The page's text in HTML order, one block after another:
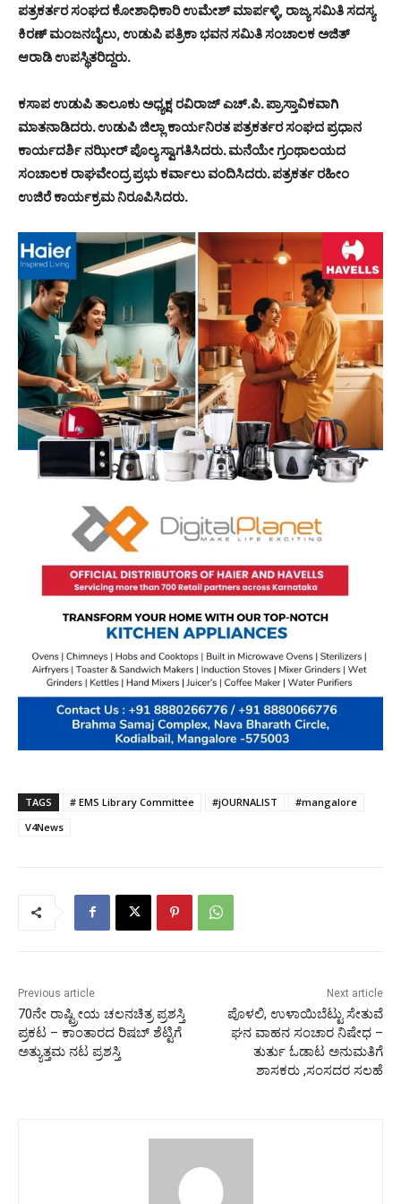
ಪತ್ರಕರ್ತರ ಸಂಘದ ಕೋಶಾಧಿಕಾರಿ ಉಮೇಶ್ ಮಾರ್ಪಳ್ಳಿ, ರಾಜ್ಯ ಸಮಿತಿ ಸದಸ್ಯ
ಕಿರಣ್ ಮಂಜನಬೈಲು, ಉಡುಪಿ ಪತ್ರಿಕಾ ಭವನ ಸಮಿತಿ ಸಂಚಾಲಕ ಅಜಿತ್
ಆರಾಡಿ ಉಪಸ್ಥಿತರಿದ್ದರು.
ಕಸಾಪ ಉಡುಪಿ ತಾಲೂಕು ಅಧ್ಯಕ್ಷ ರವಿರಾಜ್ ಎಚ್.ಪಿ. ಪ್ರಾಸ್ತಾವಿಕವಾಗಿ
ಮಾತನಾಡಿದರು. ಉಡುಪಿ ಜಿಲ್ಲಾ ಕಾರ್ಯನಿರತ ಪತ್ರಕರ್ತರ ಸಂಘದ ಪ್ರಧಾನ
ಕಾರ್ಯದರ್ಶಿ ನಝೀರ್ ಪೊಲ್ಯ ಸ್ವಾಗತಿಸಿದರು. ಮನೆಯೇ ಗ್ರಂಥಾಲಯದ
ಸಂಚಾಲಕ ರಾಘವೇಂದ್ರ ಪ್ರಭು ಕರ್ವಾಲು ವಂದಿಸಿದರು. ಪತ್ರಕರ್ತ ರಹೀಂ
ಉಜಿರೆ ಕಾರ್ಯಕ್ರಮ ನಿರೂಪಿಸಿದರು.
TAGS # EMS Library Committee #jOURNALIST
#mangalore
V4News
Previous article
70ನೇ ರಾಷ್ಟ್ರೀಯ ಚಲನಚಿತ್ರ ಪ್ರಶಸ್ತಿ
ಪ್ರಕಟ – ಕಾಂತಾರದ ರಿಷಬ್ ಶೆಟ್ಟಿಗೆ
ಅತ್ಯುತ್ತಮ ನಟ ಪ್ರಶಸ್ತಿ
Next article
ಪೊಳಲಿ, ಉಳಾಯಿಬೆಟ್ಟು ಸೇತುವೆ
ಘನ ವಾಹನ ಸಂಚಾರ ನಿಷೇಧ –
ತುರ್ತು ಓಡಾಟ ಅನುಮತಿಗೆ
ಶಾಸಕರು ,ಸಂಸದರ ಸಲಹೆ